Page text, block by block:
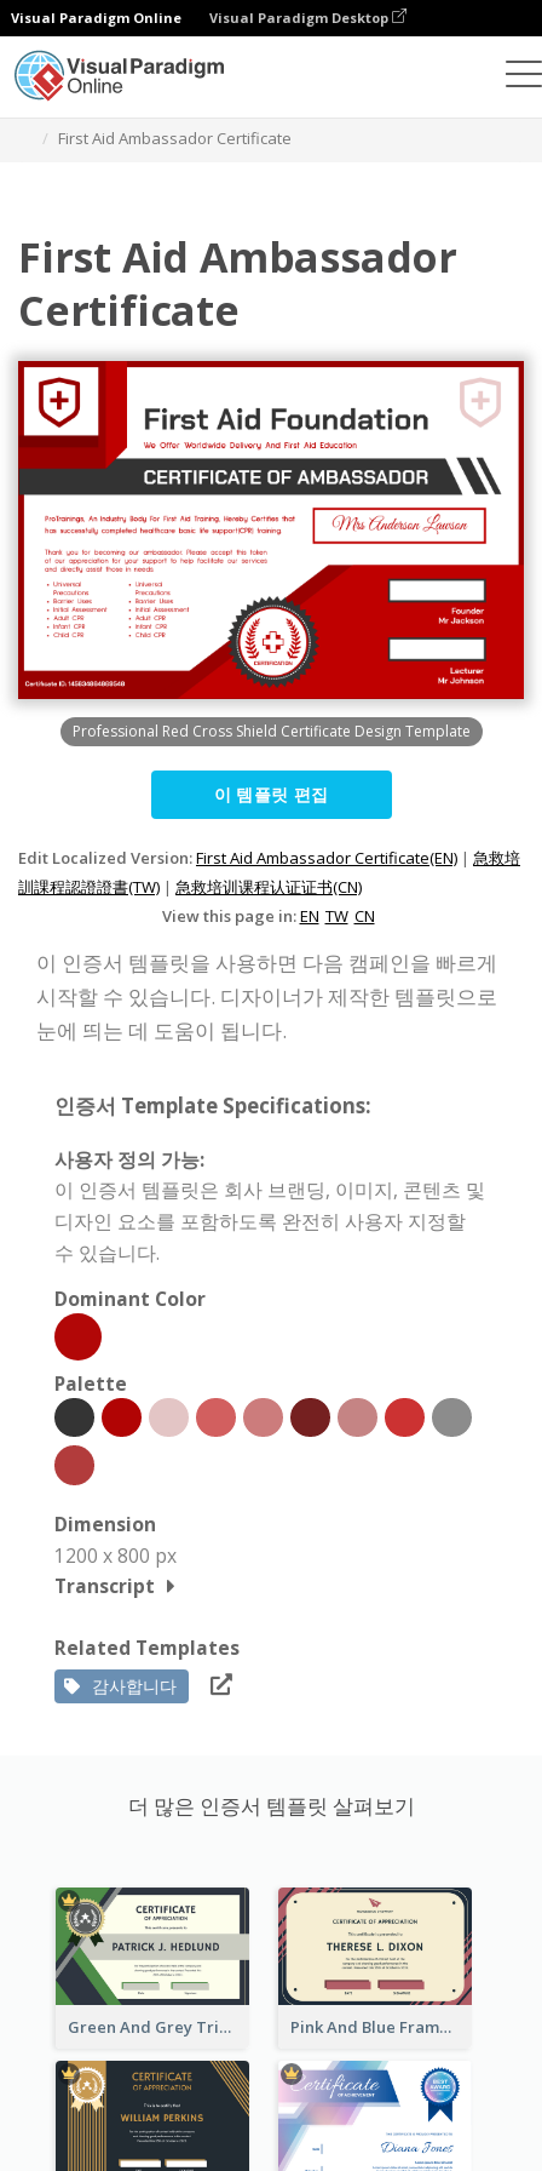
Visual Paradigm Online Visual Paradigm Desktop
First Aid Ambassador Certificate
First Aid Ambassador
Certificate
Professional Red Cross Shield Certificate Design Template
이 템플릿 편집
Edit Localized Version:First Aid Ambassador Certificate(EN) | 急救培
訓課程認證證書(TW) | 急救培训课程认证证书(CN)
View this page in:EN TW CN
이 인증서 템플릿을 사용하면 다음 캠페인을 빠르게
시작할 수 있습니다. 디자이너가 제작한 템플릿으로
눈에 띄는 데 도움이 됩니다.
인증서 Template Specifications:
사용자 정의 가능:
이 인증서 템플릿은 회사 브랜딩, 이미지, 콘텐츠 및
디자인 요소를 포함하도록 완전히 사용자 지정할
수 있습니다.
Dominant Color
Palette
Dimension
1200 x 800 px
Transcript
Related Templates
감사합니다
더 많은 인증서 템플릿 살펴보기
Green And Grey Triangles With Badge Certificate Pink And Blue Frame Company Certificate